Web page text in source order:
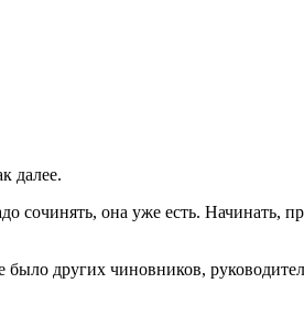
далее.
она уже есть. Начинать,
других чиновников,